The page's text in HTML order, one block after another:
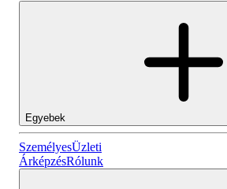
Egyebek
SzemélyesÜzleti
ÁrképzésRólunk